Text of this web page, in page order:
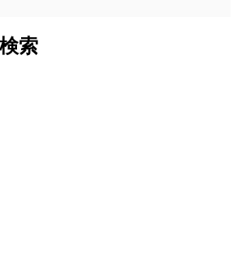
索